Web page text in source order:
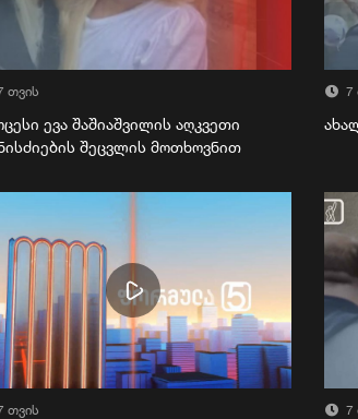
თვის
ევა შაშიაშვილის აღკვეთი
შეცვლის მოთხოვნით
7
თვის 7